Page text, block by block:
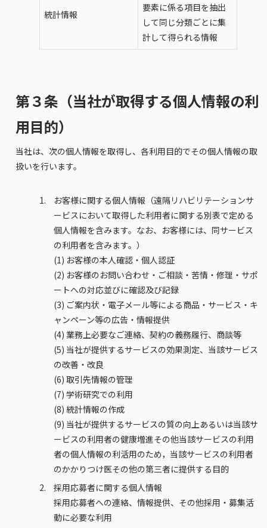
統計情報
要素に係る項目を抽出
して同じ分類ごとに集
計して得られる情報
第３条（当社が取得する個人情報の利
用目的）
当社は、次の個人情報を取得し、各利用目的でその個人情報の取
扱いを行います。
お客様に関する個人情報（遠隔リハビリテーションサ
ービスにおいて取得した利用者に関する別表で定める
個人情報を含みます。なお、お客様には、同サービス
の利用者を含みます。）
(1) お客様の本人確認・個人認証
(2) お客様のお問い合わせ・ご相談・苦情・修理・サポ
ートへの対応並びに確認及び記録
(3) ご案内状・電子メール等による商品・サービス・キ
ャンペーン等の広告・情報提供
(4) 業務上必要なご連絡、契約の義務履行、商談等
(5) 当社が提供するサービスの効果測定、当該サービス
の改善・改良
(6) 取引先情報の管理
(7) 学術研究での利用
(8) 統計情報の作成
(9) 当社が提供するサービスの質の向上あるいは当該サ
ービスの利用者の健康増進その他当該サービスの利用
者の個人情報の利活用のため，当該サービスの利用者
のかかりつけ医その他の第三者に提供する目的
採用応募者に関する個人情報
採用応募者への連絡、情報提供、その他採用・募集活
動に必要な利用